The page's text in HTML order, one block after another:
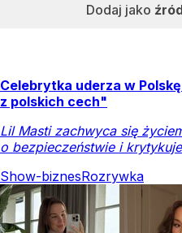
Dodaj jako
Celebrytka uderza w
z polskich cech"
Lil Masti zachwyca się
o bezpieczeństwie i
Show-biznesRozrywka